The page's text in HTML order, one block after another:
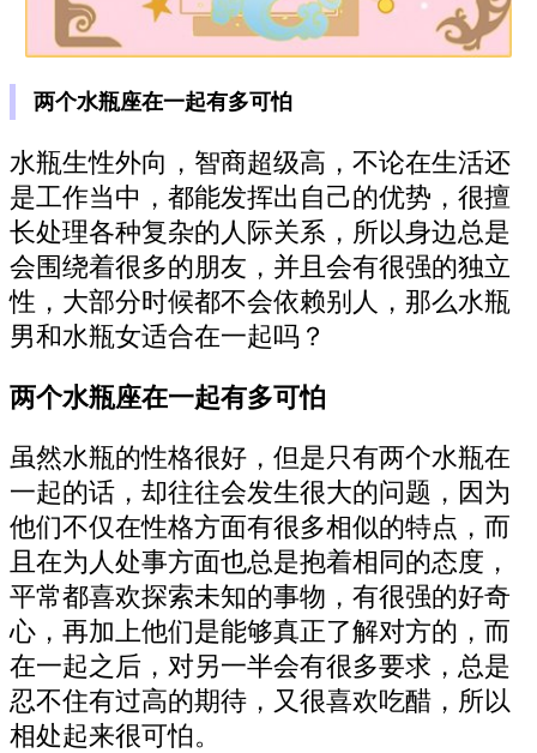
两个水瓶座在一起有多可怕
水瓶生性外向，智商超级高，不论在生活还
是工作当中，都能发挥出自己的优势，很擅
长处理各种复杂的人际关系，所以身边总是
会围绕着很多的朋友，并且会有很强的独立
性，大部分时候都不会依赖别人，那么水瓶
男和水瓶女适合在一起吗？
两个水瓶座在一起有多可怕
虽然水瓶的性格很好，但是只有两个水瓶在
一起的话，却往往会发生很大的问题，因为
他们不仅在性格方面有很多相似的特点，而
且在为人处事方面也总是抱着相同的态度，
平常都喜欢探索未知的事物，有很强的好奇
心，再加上他们是能够真正了解对方的，而
在一起之后，对另一半会有很多要求，总是
忍不住有过高的期待，又很喜欢吃醋，所以
相处起来很可怕。